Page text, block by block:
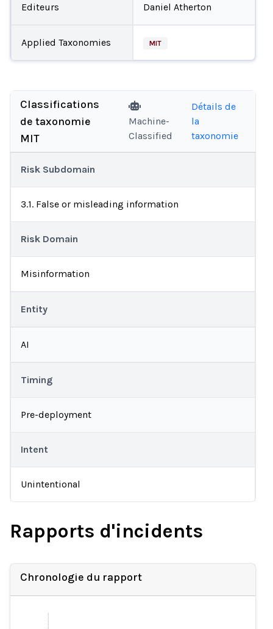
Editeurs Daniel Atherton
Applied Taxonomies MIT
Classifications
de taxonomie
MIT
Machine-
Classified
Détails de
la
taxonomie
Risk Subdomain
3.1. False or misleading information
Risk Domain
Misinformation
Entity
AI
Timing
Pre-deployment
Intent
Unintentional
Rapports d'incidents
Chronologie du rapport